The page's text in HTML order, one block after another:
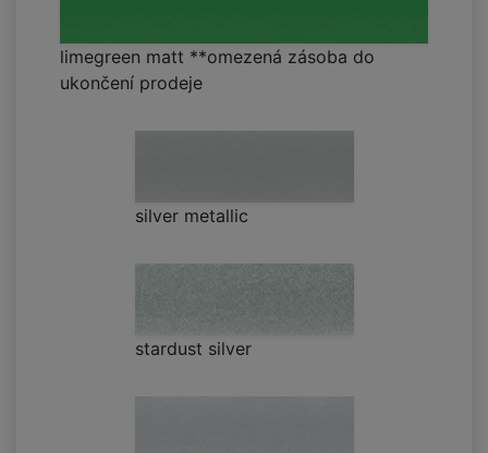
limegreen matt **omezená zásoba do
ukončení prodeje
silver metallic
stardust silver